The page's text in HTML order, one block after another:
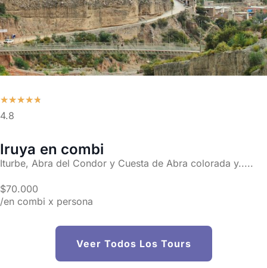
★★★★★
4.8
Iruya en combi
Iturbe, Abra del Condor y Cuesta de Abra colorada y.....
$70.000
/en combi x persona
Veer Todos Los Tours